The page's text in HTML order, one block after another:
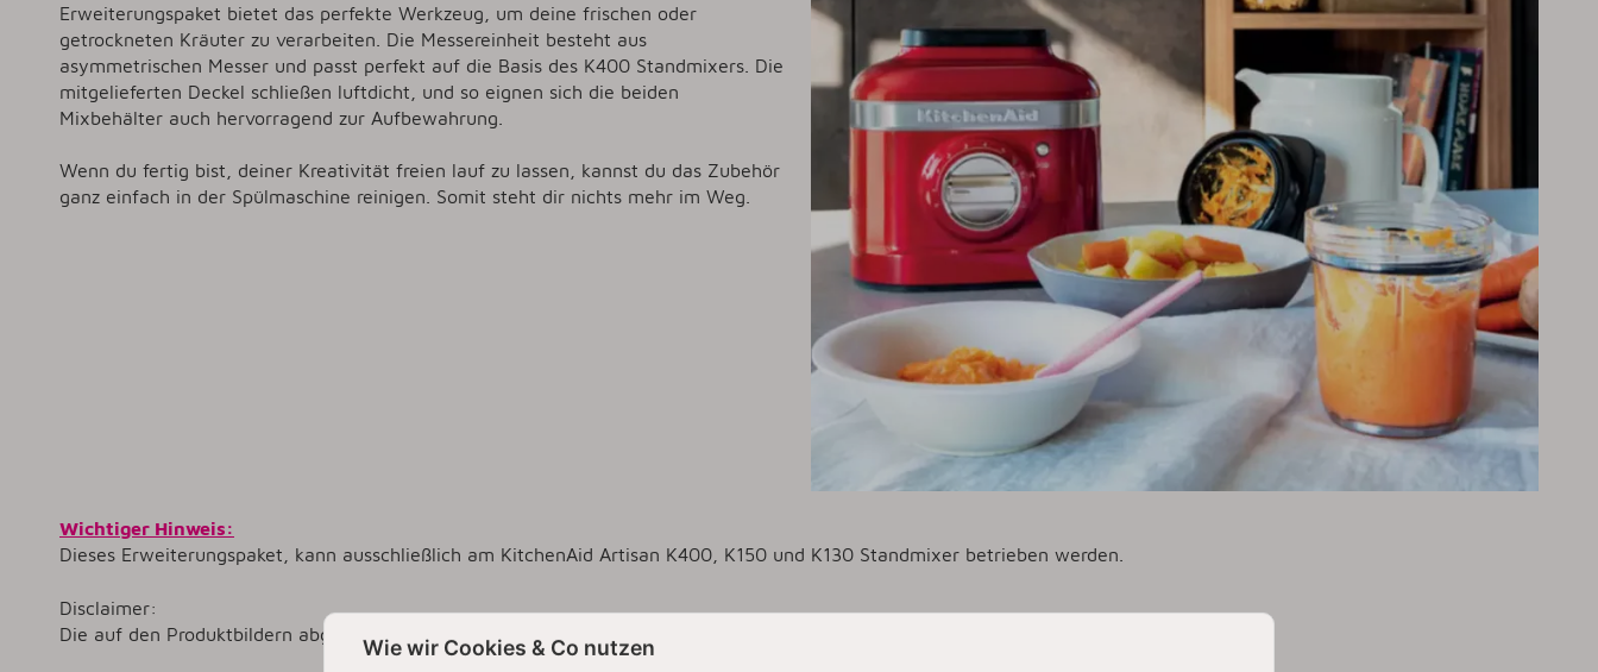
Erweiterungspaket bietet das perfekte Werkzeug, um deine frischen oder
getrockneten Kräuter zu verarbeiten. Die Messereinheit besteht aus
asymmetrischen Messer und passt perfekt auf die Basis des K400 Standmixers. Die
mitgelieferten Deckel schließen luftdicht, und so eignen sich die beiden
Mixbehälter auch hervorragend zur Aufbewahrung.
Wenn du fertig bist, deiner Kreativität freien lauf zu lassen, kannst du das Zubehör
ganz einfach in der Spülmaschine reinigen. Somit steht dir nichts mehr im Weg.
Wichtiger Hinweis:
Dieses Erweiterungspaket, kann ausschließlich am KitchenAid Artisan K400, K150 und K130 Standmixer betrieben werden.
Disclaimer:
Die auf den Produktbildern abgebildeten K400 Blender sind nicht Bestandteil dieses Angebotes.
Wie wir Cookies & Co nutzen